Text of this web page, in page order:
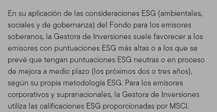
En su aplicación de las consideraciones ESG (ambientales,
sociales y de gobernanza) del Fondo para los emisores
soberanos, la Gestora de Inversiones suele favorecer a los
emisores con puntuaciones ESG más altas o a los que se
prevé que tengan puntuaciones ESG neutras o en proceso
de mejora a medio plazo (los próximos dos o tres años),
según su propia metodología ESG. Para los emisores
corporativos y supranacionales, la Gestora de Inversiones
utiliza las calificaciones ESG proporcionadas por MSCI.